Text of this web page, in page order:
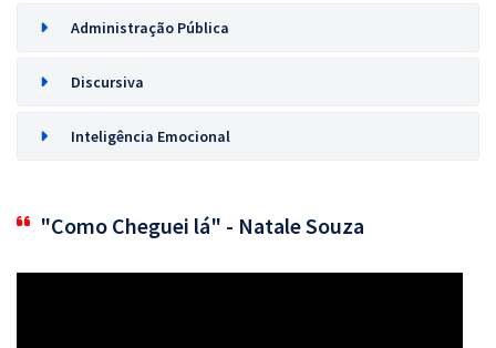
Administração Pública
Discursiva
Inteligência Emocional
"Como Cheguei lá" - Natale Souza